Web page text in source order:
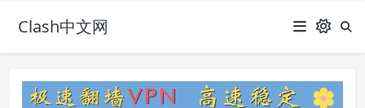
Clash中文网